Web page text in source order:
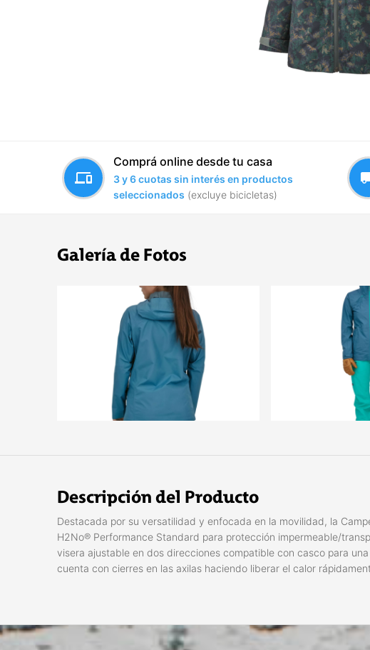
devices
Comprá online desde tu casa
3 y 6 cuotas sin interés en productos
seleccionados (excluye bicicletas)
Galería de Fotos
Descripción del Producto
Destacada por su versatilidad y enfocada en la movilidad, la
H2No® Performance Standard para protección impermeable/
visera ajustable en dos direcciones compatible con casco para
cuenta con cierres en las axilas haciendo liberar el calor